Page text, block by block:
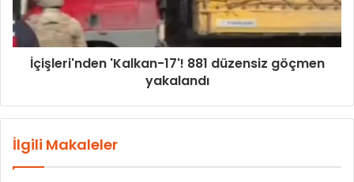
İçişleri'nden 'Kalkan-17'! 881 düzensiz göçmen
yakalandı
İlgili Makaleler